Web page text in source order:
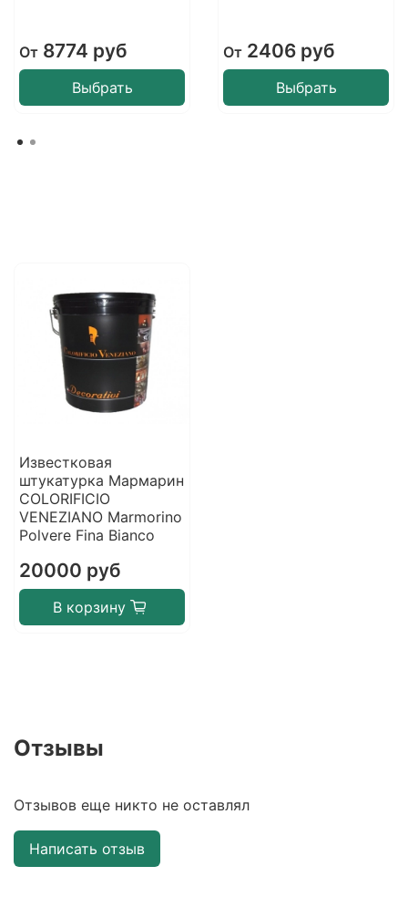
От8774 руб
Выбрать
От2406 руб
Выбрать
Известковая
штукатурка Мармарин
COLORIFICIO
VENEZIANO Marmorino
Polvere Fina Bianco
20000 руб
В корзину
Отзывы
Отзывов еще никто не оставлял
Написать отзыв